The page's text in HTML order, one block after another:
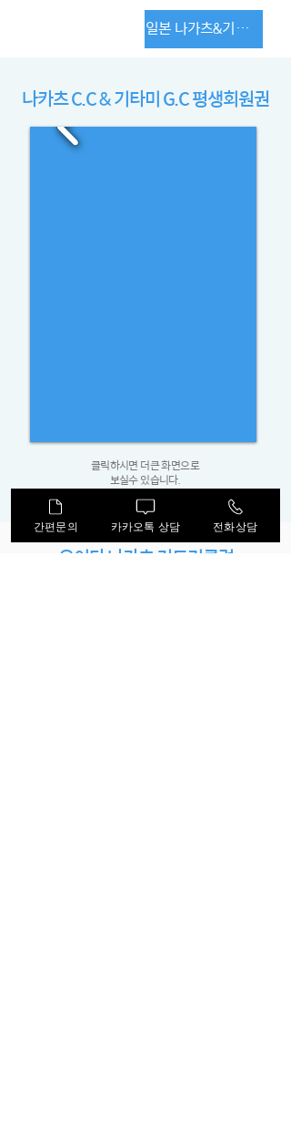
일본 나가츠&기타미
​나카츠 C.C & 기타미 G.C 평생회원권
클릭하시면 더큰 화면으로
보실수 있습니다.
​오이타 나카츠 컨트리클럽
간편문의 카카오톡 상담 전화상담